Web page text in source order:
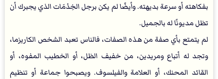
بفكاهته أو سرعة بديهته. وأيضًا لم يكن برجل الخِدْمَات الذي يجبرك أن
تظل مديونًا له بالجميل.
لم يتمتع بأي صفة من هذه الصفات، فالناس تعبد الشخص الكاريزما،
وتجد له أتباع ومريدين، من خفيف الظل، أو الخطيب المفوه، أو
القائد المحنك، أو العلامة والفيلسوف. ويصبحوا جماعة أو تنظيم